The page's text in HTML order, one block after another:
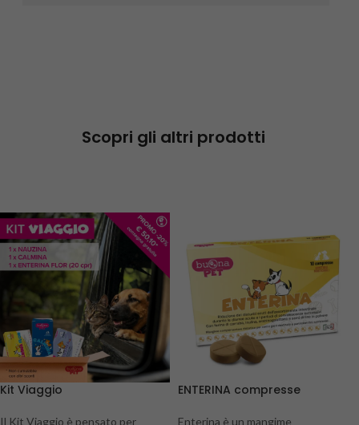
Scopri gli altri prodotti
Kit Viaggio
Il Kit Viaggio è pensato per
ENTERINA compresse
Enterina è un mangime